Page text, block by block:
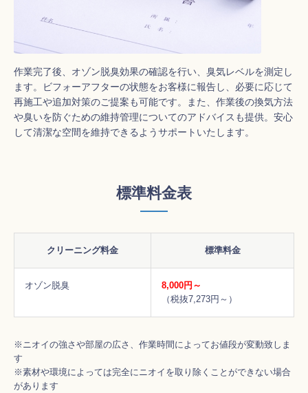
作業完了後、オゾン脱臭効果の確認を行い、臭気レベルを測定し
ます。ビフォーアフターの状態をお客様に報告し、必要に応じて
再施工や追加対策のご提案も可能です。また、作業後の換気方法
や臭いを防ぐための維持管理についてのアドバイスも提供。安心
して清潔な空間を維持できるようサポートいたします。
標準料金表
クリーニング料金 標準料金
オゾン脱臭
8,000円～
（税抜7,273円～）
※ニオイの強さや部屋の広さ、作業時間によってお値段が変動致しま
す
※素材や環境によっては完全にニオイを取り除くことができない場合
があります